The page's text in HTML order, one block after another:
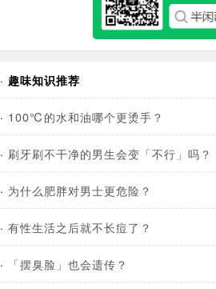
· 趣味知识推荐
· 100℃的水和油哪个更烫手？
· 刷牙刷不干净的男生会变「不行」吗？
· 为什么肥胖对男士更危险？
· 有性生活之后就不长痘了？
· 「摆臭脸」也会遗传？